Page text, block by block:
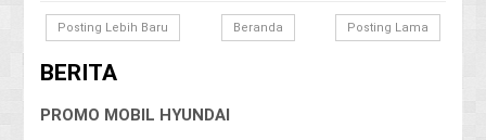
Posting Lebih Baru Posting Lama
Beranda
BERITA
PROMO MOBIL HYUNDAI